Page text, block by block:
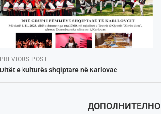
PREVIOUS POST
Ditët e kulturës shqiptare në Karlovac
ДОПОЛНИТЕЛНО